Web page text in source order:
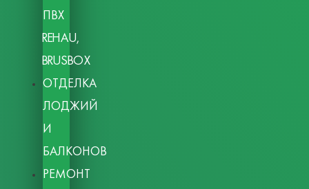
ПВХ
REHAU,
BRUSBOX
ОТДЕЛКА
ЛОДЖИЙ
И
БАЛКОНОВ
РЕМОНТ